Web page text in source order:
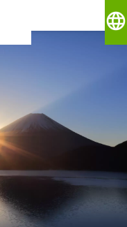
language